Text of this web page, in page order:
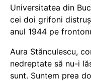
Universitatea din
cei doi grifoni
anul 1944 pe
Aura Stănculescu,
nedreptate să nu-i
sunt. Suntem prea